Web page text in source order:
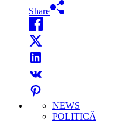
Share
NEWS
POLITICĂ